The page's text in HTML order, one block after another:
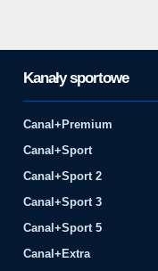
Kanały sportowe
Canal+Premium
Canal+Sport
Canal+Sport 2
Canal+Sport 3
Canal+Sport 5
Canal+Extra